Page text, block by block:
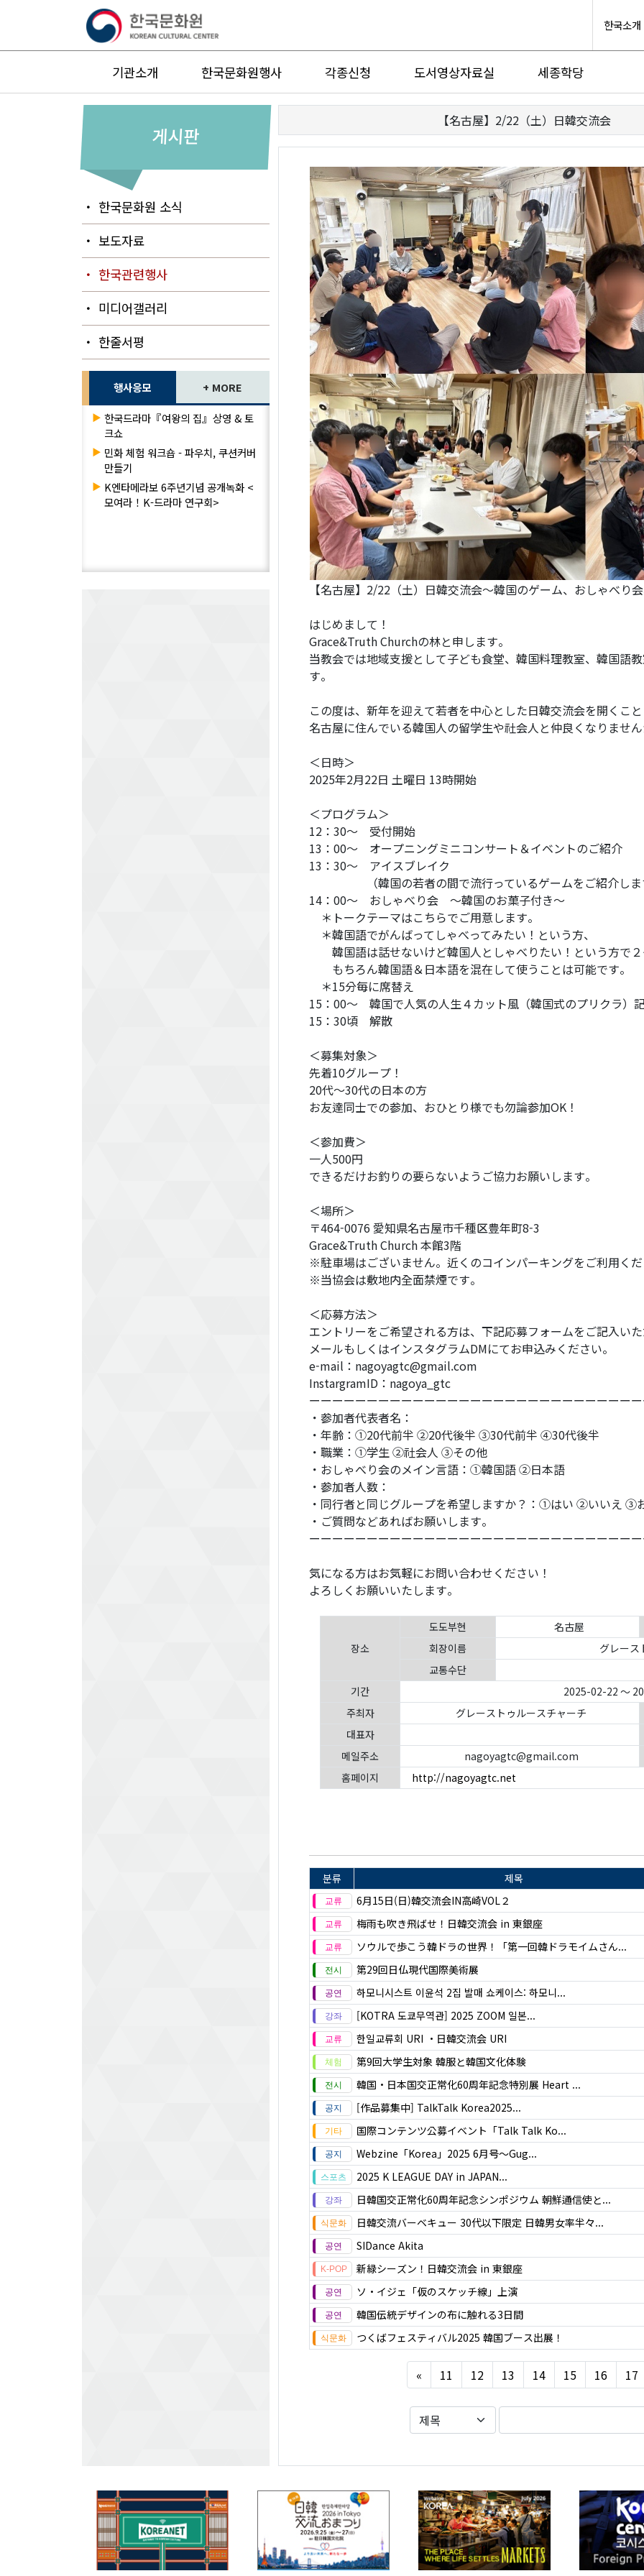
한국소개
기관소개 한국문화원행사 각종신청 도서영상자료실 세종학당
게시판
・ 한국문화원 소식
・ 보도자료
・ 한국관련행사
・ 미디어갤러리
・ 한줄서평
행사응모 + MORE
▶ 한국드라마『여왕의 집』상영 & 토
크쇼
▶ 민화 체험 워크숍 - 파우치, 쿠션커버
만들기
▶ K엔타메라보 6주년기념 공개녹화 <
모여라！K-드라마 연구회>
【名古屋】2/22（土）日韓交流会
【名古屋】2/22（土）日韓交流会～韓国のゲーム、おしゃべり
はじめまして！
Grace&Truth Churchの林と申します。
当教会では地域支援として子ども食堂、韓国料理教室、韓国語
す。
この度は、新年を迎えて若者を中心とした日韓交流会を開くこと
名古屋に住んでいる韓国人の留学生や社会人と仲良くなりませ
＜日時＞
2025年2月22日 土曜日 13時開始
＜プログラム＞
12：30～ 受付開始
13：00～ オープニングミニコンサート＆イベントのご紹介
13：30～ アイスブレイク
（韓国の若者の間で流行っているゲームをご紹介しま
14：00～ おしゃべり会 ～韓国のお菓子付き～
＊トークテーマはこちらでご用意します。
＊韓国語でがんばってしゃべってみたい！という方、
韓国語は話せないけど韓国人としゃべりたい！という方で２
もちろん韓国語＆日本語を混在して使うことは可能です。
＊15分毎に席替え
15：00～ 韓国で人気の人生４カット風（韓国式のプリクラ）記
15：30頃 解散
＜募集対象＞
先着10グループ！
20代～30代の日本の方
お友達同士での参加、おひとり様でも勿論参加OK！
＜参加費＞
一人500円
できるだけお釣りの要らないようご協力お願いします。
＜場所＞
〒464-0076 愛知県名古屋市千種区豊年町8-3
Grace&Truth Church 本館3階
※駐車場はございません。近くのコインパーキングをご利用くだ
※当協会は敷地内全面禁煙です。
＜応募方法＞
エントリーをご希望される方は、下記応募フォームをご記入い
メールもしくはインスタグラムDMにてお申込みください。
e-mail：nagoyagtc@gmail.com
InstargramID：nagoya_gtc
ーーーーーーーーーーーーーーーーーーーーーーーーーーーー
・参加者代表者名：
・年齢：①20代前半 ②20代後半 ③30代前半 ④30代後半
・職業：①学生 ②社会人 ③その他
・おしゃべり会のメイン言語：①韓国語 ②日本語
・参加者人数：
・同行者と同じグループを希望しますか？：①はい ②いいえ ③
・ご質問などあればお願いします。
ーーーーーーーーーーーーーーーーーーーーーーーーーーーー
気になる方はお気軽にお問い合わせください！
よろしくお願いいたします。
장소
도도부현 名古屋
회장이름
グレース
교통수단
기간
2025-02-22 ～
주최자
グレーストゥルースチャーチ
대표자
메일주소
nagoyagtc@gmail.com
홈페이지
http://nagoyagtc.net
분류 제목
6月15日(日)韓交流会IN高崎VOL２
梅雨も吹き飛ばせ！日韓交流会 in 東銀座
ソウルで歩こう韓ドラの世界！「第一回韓ドラモイムさん...
第29回日仏現代国際美術展
하모니시스트 이윤석 2집 발매 쇼케이스: 하모니...
[KOTRA 도쿄무역관] 2025 ZOOM 일본...
한일교류회 URI ・日韓交流会 URI
第9回大学生対象 韓服と韓国文化体験
韓国・日本国交正常化60周年記念特別展 Heart ...
[作品募集中] TalkTalk Korea2025...
国際コンテンツ公募イベント「Talk Talk Ko...
Webzine「Korea」2025 6月号～Gug...
2025 K LEAGUE DAY in JAPAN...
日韓国交正常化60周年記念シンポジウム 朝鮮通信使と...
日韓交流バーベキュー 30代以下限定 日韓男女率半々...
SIDance Akita
新緑シーズン！日韓交流会 in 東銀座
ソ・イジェ「仮のスケッチ線」上演
韓国伝統デザインの布に触れる3日間
つくばフェスティバル2025 韓国ブース出展！
« Previous
11 12 13 14 15 16 17